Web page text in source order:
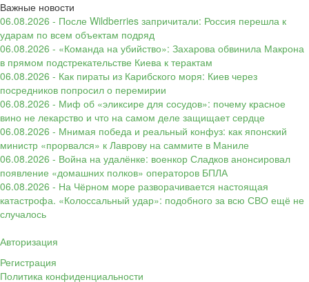
Важные новости
06.08.2026 - После Wildberries запричитали: Россия перешла к
ударам по всем объектам подряд
06.08.2026 - «Команда на убийство»: Захарова обвинила Макрона
в прямом подстрекательстве Киева к терактам
06.08.2026 - Как пираты из Карибского моря: Киев через
посредников попросил о перемирии
06.08.2026 - Миф об «эликсире для сосудов»: почему красное
вино не лекарство и что на самом деле защищает сердце
06.08.2026 - Мнимая победа и реальный конфуз: как японский
министр «прорвался» к Лаврову на саммите в Маниле
06.08.2026 - Война на удалёнке: военкор Сладков анонсировал
появление «домашних полков» операторов БПЛА
06.08.2026 - На Чёрном море разворачивается настоящая
катастрофа. «Колоссальный удар»: подобного за всю СВО ещё не
случалось
Авторизация
Регистрация
Политика конфиденциальности